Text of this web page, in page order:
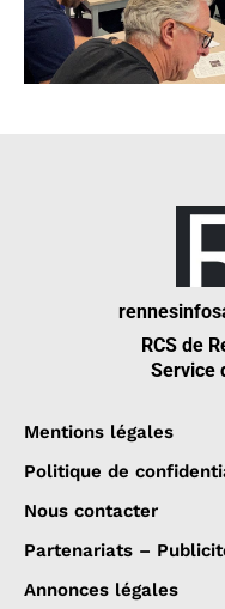
RCS de
Service
Mentions légales
Politique de
Nous contacter
Partenariats –
Annonces légales